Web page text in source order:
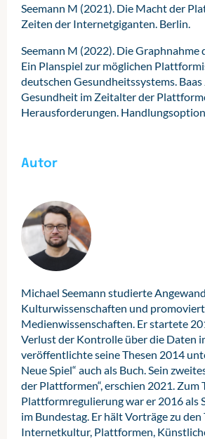
Seemann M (2021). Die Macht der
Zeiten der Internetgiganten. Berlin.
Seemann M (2022). Die Graphnahme
Ein Planspiel zur möglichen
deutschen Gesundheitssystems. Baas
Gesundheit im Zeitalter der
Herausforderungen.
Autor
Michael Seemann studierte
Kulturwissenschaften und
Medienwissenschaften. Er startete
Verlust der Kontrolle über die Daten
veröffentlichte seine Thesen 2014
Neue Spiel“ auch als Buch. Sein
der Plattformen“, erschien 2021. Zum
Plattformregulierung war er 2016 als
im Bundestag. Er hält Vorträge zu den
Internetkultur, Plattformen,